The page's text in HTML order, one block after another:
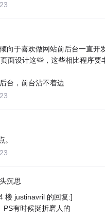
向于喜欢做网站前后台一直开
面设计这些，这些相比程序要
台，前台沾不着边
。
沉思
楼 justinavril 的回复:]
有时候挺折磨人的